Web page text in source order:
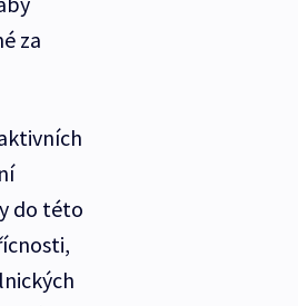
za
do této